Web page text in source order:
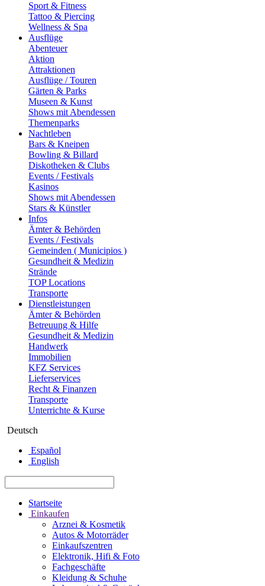
Sport & Fitness
Tattoo & Piercing
Wellness & Spa
Ausflüge
Abenteuer
Aktion
Attraktionen
Ausflüge / Touren
Gärten & Parks
Museen & Kunst
Shows mit Abendessen
Themenparks
Nachtleben
Bars & Kneipen
Bowling & Billard
Diskotheken & Clubs
Events / Festivals
Kasinos
Shows mit Abendessen
Stars & Künstler
Infos
Ämter & Behörden
Events / Festivals
Gemeinden ( Municipios )
Gesundheit & Medizin
Strände
TOP Locations
Transporte
Dienstleistungen
Ämter & Behörden
Betreuung & Hilfe
Gesundheit & Medizin
Handwerk
Immobilien
KFZ Services
Lieferservices
Recht & Finanzen
Transporte
Unterrichte & Kurse
Deutsch
Español
English
Startseite
Einkaufen
Arznei & Kosmetik
Autos & Motorräder
Einkaufszentren
Elektronik, Hifi & Foto
Fachgeschäfte
Kleidung & Schuhe